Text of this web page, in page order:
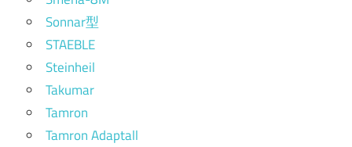
Sonnar型
STAEBLE
Steinheil
Takumar
Tamron
Tamron Adaptall